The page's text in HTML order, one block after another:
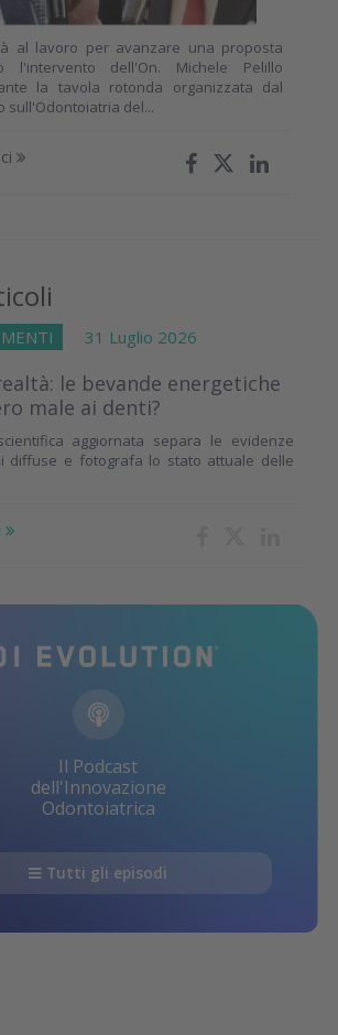
al lavoro per avanzare una proposta
l'intervento dell'On. Michele Pelillo
la tavola rotonda organizzata dal
sull'Odontoiatria del...
31 Luglio 2026
le bevande energetiche
male ai denti?
aggiornata separa le evidenze
diffuse e fotografa lo stato attuale delle
Il Podcast
dell'Innovazione
Odontoiatrica
Tutti gli episodi